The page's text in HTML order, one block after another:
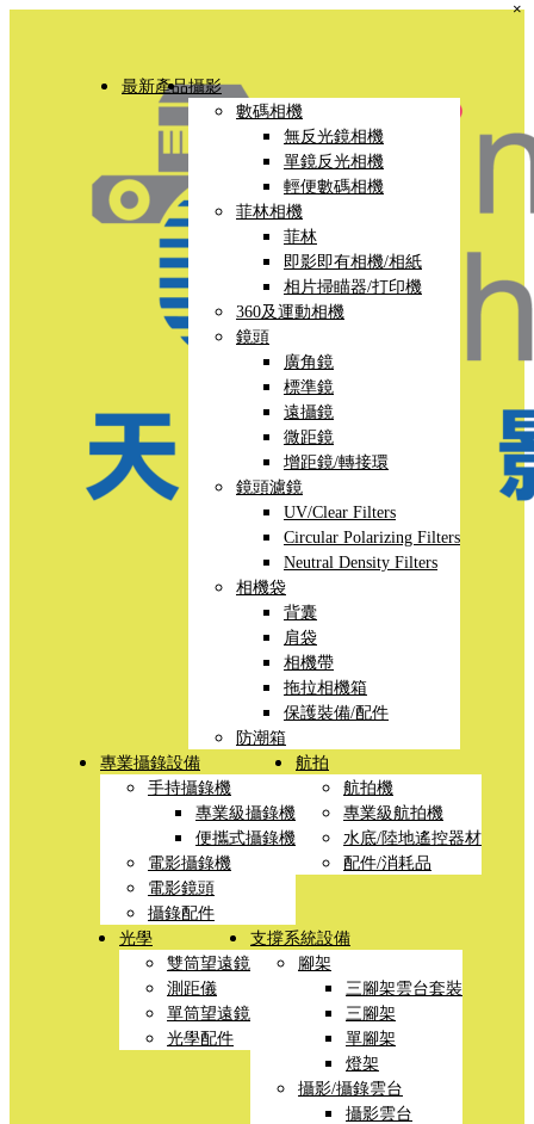
最新產品攝影
數碼相機
無反光鏡相機
單鏡反光相機
輕便數碼相機
菲林相機
菲林
即影即有相機/相紙
相片掃瞄器/打印機
360及運動相機
鏡頭
廣角鏡
標準鏡
遠攝鏡
微距鏡
增距鏡/轉接環
鏡頭濾鏡
UV/Clear Filters
Circular Polarizing Filters
Neutral Density Filters
相機袋
背囊
肩袋
相機帶
拖拉相機箱
保護裝備/配件
防潮箱
專業攝錄設備
手持攝錄機
專業級攝錄機
便攜式攝錄機
電影攝錄機
電影鏡頭
攝錄配件
航拍
航拍機
專業級航拍機
水底/陸地遙控器材
配件/消耗品
光學
雙筒望遠鏡
測距儀
單筒望遠鏡
光學配件
支撐系統設備
腳架
三腳架雲台套裝
三腳架
單腳架
燈架
攝影/攝錄雲台
攝影雲台
×